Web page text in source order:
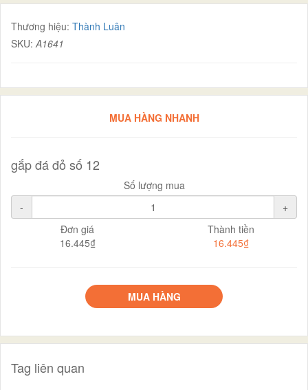
Thương hiệu: Thành Luân
SKU:A1641
MUA HÀNG NHANH
gắp đá đỏ số 12
Số lượng mua
-
+
Đơn giá
16.445₫
Thành tiền
16.445₫
MUA HÀNG
Tag liên quan